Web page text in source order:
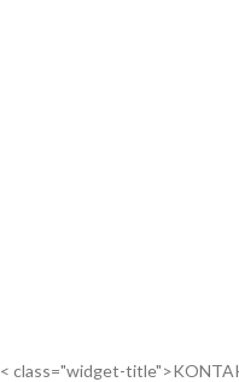
< class="widget-